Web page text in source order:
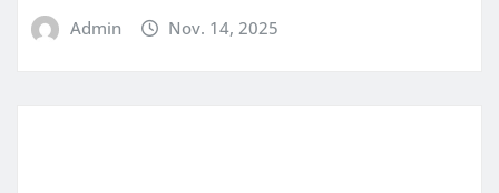
Admin Nov. 14, 2025